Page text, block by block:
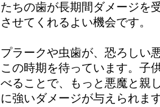
たちの歯が長期間ダメージを
させてくれるよい機会です。
プラークや虫歯が、恐ろしい
この時期を待っています。子
べることで、もっと悪魔と親
に強いダメージが与えられま